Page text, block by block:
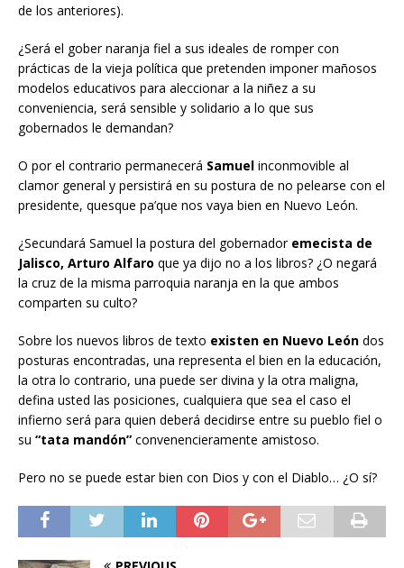
de los anteriores).
¿Será el gober naranja fiel a sus ideales de romper con
prácticas de la vieja política que pretenden imponer mañosos
modelos educativos para aleccionar a la niñez a su
conveniencia, será sensible y solidario a lo que sus
gobernados le demandan?
O por el contrario permanecerá Samuel inconmovible al
clamor general y persistirá en su postura de no pelearse con el
presidente, quesque pa’que nos vaya bien en Nuevo León.
¿Secundará Samuel la postura del gobernador emecista de
Jalisco, Arturo Alfaro que ya dijo no a los libros? ¿O negará
la cruz de la misma parroquia naranja en la que ambos
comparten su culto?
Sobre los nuevos libros de texto existen en Nuevo León dos
posturas encontradas, una representa el bien en la educación,
la otra lo contrario, una puede ser divina y la otra maligna,
defina usted las posiciones, cualquiera que sea el caso el
infierno será para quien deberá decidirse entre su pueblo fiel o
su “tata mandón” convenencieramente amistoso.
Pero no se puede estar bien con Dios y con el Diablo… ¿O sí?